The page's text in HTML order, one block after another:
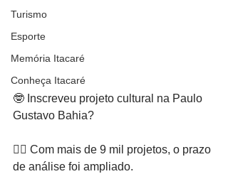
Turismo
Esporte
Memória Itacaré
Conheça Itacaré
🤓 Inscreveu projeto cultural na Paulo
Gustavo Bahia?
👍🏿 Com mais de 9 mil projetos, o prazo
de análise foi ampliado.